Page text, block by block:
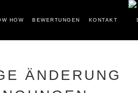
HOW BEWERTUNGEN KONTAKT
ÄNDERUNG